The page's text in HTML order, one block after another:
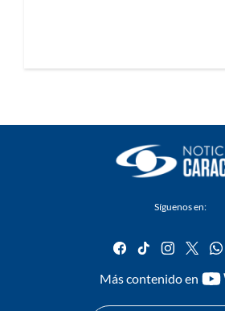
Síguenos en:
facebook
tiktok
Más contenido en